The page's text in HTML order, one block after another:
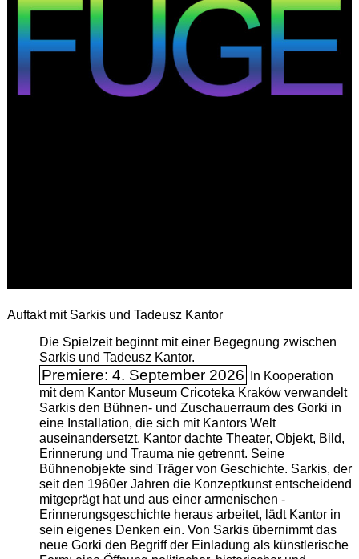
Auftakt mit Sarkis und Tadeusz Kantor
Die Spielzeit beginnt mit einer Begegnung zwischen
Sarkisund Tadeusz Kantor.
Premiere: 4. September 2026
In Kooperation
mit dem Kantor Museum Cricoteka Kraków verwandelt
Sarkis den Bühnen- und Zuschauerraum des Gorki in
eine Installation, die sich mit Kantors Welt
auseinandersetzt. Kantor dachte Theater, Objekt, Bild,
Erinnerung und Trauma nie getrennt. Seine
Bühnenobjekte sind Träger von Geschichte. Sarkis, der
seit den 1960er Jahren die Konzeptkunst entscheidend
mitgeprägt hat und aus einer armenischen ­
Erinnerungsgeschichte heraus arbeitet, lädt Kantor in
sein eigenes Denken ein. Von Sarkis übernimmt das
neue Gorki den Begriff der Einladung als künstlerische